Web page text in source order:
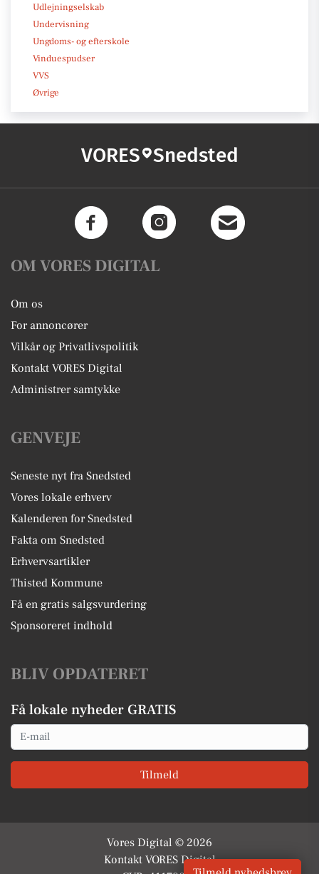
Udlejningselskab
Undervisning
Ungdoms- og efterskole
Vinduespudser
VVS
Øvrige
VORES Snedsted
OM VORES DIGITAL
Om os
For annoncører
Vilkår og Privatlivspolitik
Kontakt VORES Digital
Administrer samtykke
GENVEJE
Seneste nyt fra Snedsted
Vores lokale erhverv
Kalenderen for Snedsted
Fakta om Snedsted
Erhvervsartikler
Thisted Kommune
Få en gratis salgsvurdering
Sponsoreret indhold
BLIV OPDATERET
Få lokale nyheder GRATIS
Email
Tilmeld
Vores Digital © 2026
Kontakt VORES Digital